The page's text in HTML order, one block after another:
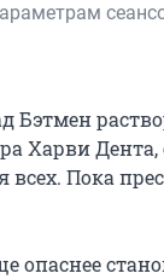
Бэтмен
Харви
всех. Пока
опаснее